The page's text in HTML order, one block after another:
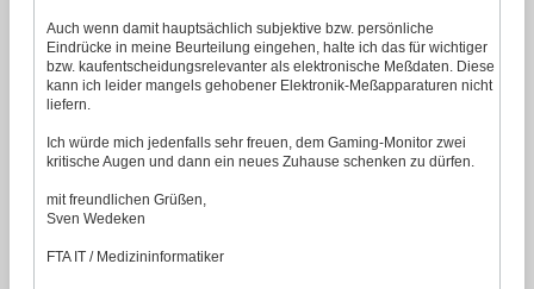
Auch wenn damit hauptsächlich subjektive bzw. persönliche
Eindrücke in meine Beurteilung eingehen, halte ich das für wichtiger
bzw. kaufentscheidungsrelevanter als elektronische Meßdaten. Diese
kann ich leider mangels gehobener Elektronik-Meßapparaturen nicht
liefern.
Ich würde mich jedenfalls sehr freuen, dem Gaming-Monitor zwei
kritische Augen und dann ein neues Zuhause schenken zu dürfen.
mit freundlichen Grüßen,
Sven Wedeken
FTA IT / Medizininformatiker